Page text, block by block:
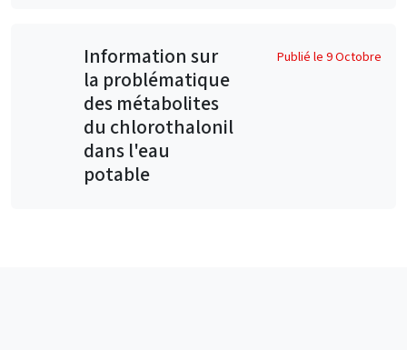
Information sur
la problématique
des métabolites
du chlorothalonil
dans l'eau
potable
Publié le 9 Octobre